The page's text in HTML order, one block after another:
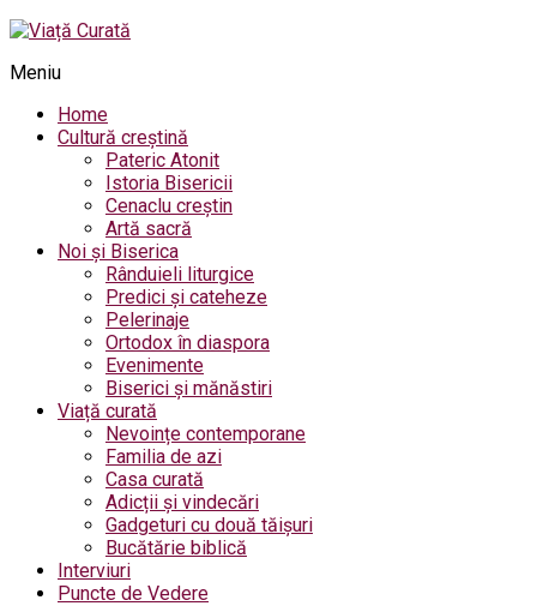
Meniu
Home
Cultură creștină
Pateric Atonit
Istoria Bisericii
Cenaclu creștin
Artă sacră
Noi și Biserica
Rânduieli liturgice
Predici și cateheze
Pelerinaje
Ortodox în diaspora
Evenimente
Biserici și mănăstiri
Viață curată
Nevoințe contemporane
Familia de azi
Casa curată
Adicții și vindecări
Gadgeturi cu două tăișuri
Bucătărie biblică
Interviuri
Puncte de Vedere